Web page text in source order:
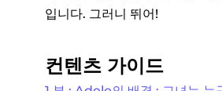
입니다. 그러니 뛰어!
컨텐츠 가이드